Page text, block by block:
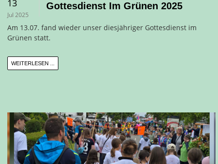
13
Jul 2025
Gottesdienst Im Grünen 2025
Am 13.07. fand wieder unser diesjähriger Gottesdienst im
Grünen statt.
WEITERLESEN ...